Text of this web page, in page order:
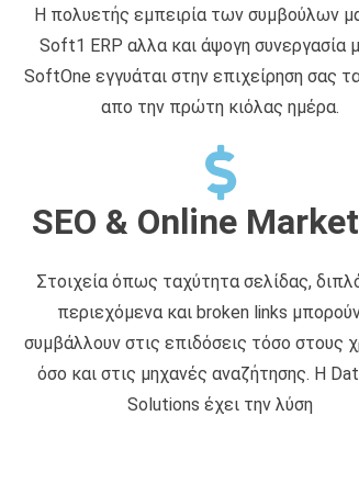
Η πολυετής εμπειρία των συμβούλων
Soft1 ERP αλλα και άψογη συνεργασία
SoftOne εγγυάται στην επιχείρηση σας
απο την πρώτη κιόλας ημέρα.
SEO & Online
Στοιχεία όπως ταχύτητα σελίδας,
περιεχόμενα και broken links
συμβάλλουν στις επιδόσεις τόσο στους
όσο και στις μηχανές αναζήτησης. Η
Solutions έχει την λύση